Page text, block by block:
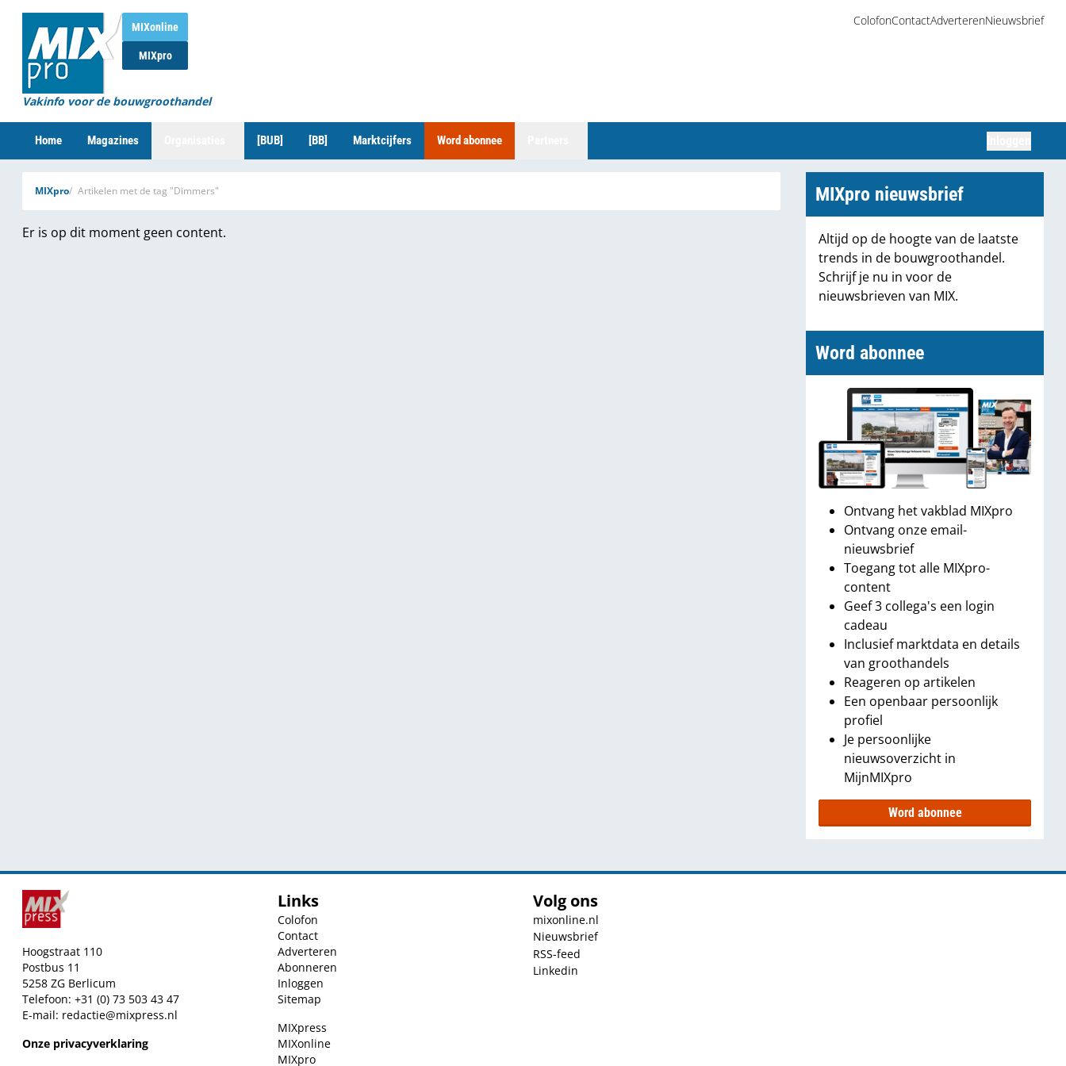
MIXonline
MIXpro
Vakinfo voor de bouwgroothandel
ColofonContactAdverterenNieuwsbrief
Home Magazines [BUB] [BB] Marktcijfers Word abonnee
MIXpro Artikelen met de tag "Dimmers"
Er is op dit moment geen content.
MIXpro nieuwsbrief
Altijd op de hoogte van de laatste
trends in de bouwgroothandel.
Schrijf je nu in voor de
nieuwsbrieven van MIX.
Word abonnee
Ontvang het vakblad MIXpro
Ontvang onze email-
nieuwsbrief
Toegang tot alle MIXpro-
content
Geef 3 collega's een login
cadeau
Inclusief marktdata en details
van groothandels
Reageren op artikelen
Een openbaar persoonlijk
profiel
Je persoonlijke
nieuwsoverzicht in
MijnMIXpro
Word abonnee
Hoogstraat 110
Postbus 11
5258 ZG Berlicum
Telefoon: +31 (0) 73 503 43 47
E-mail: redactie@mixpress.nl
Onze privacyverklaring
Links
Colofon
Contact
Adverteren
Abonneren
Inloggen
Sitemap
MIXpress
MIXonline
MIXpro
Volg ons
mixonline.nl
Nieuwsbrief
RSS-feed
Linkedin